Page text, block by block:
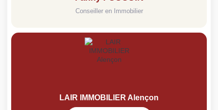
Conseiller en Immobilier
LAIR IMMOBILIER Alençon